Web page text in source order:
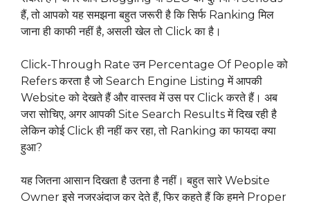
हैं, तो आपको यह समझना बहुत जरूरी है कि सिर्फ Ranking मिल
जाना ही काफी नहीं है, असली खेल तो Click का है।
Click-Through Rate उन Percentage Of People को
Refers करता है जो Search Engine Listing में आपकी
Website को देखते हैं और वास्तव में उस पर Click करते हैं। अब
जरा सोचिए, अगर आपकी Site Search Results में दिख रही है
लेकिन कोई Click ही नहीं कर रहा, तो Ranking का फायदा क्या
हुआ?
यह जितना आसान दिखता है उतना है नहीं। बहुत सारे Website
Owner इसे नजरअंदाज कर देते हैं, फिर कहते हैं कि हमने Proper